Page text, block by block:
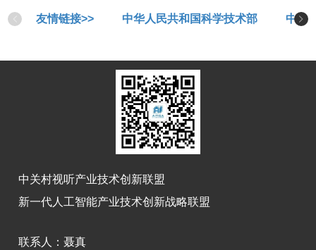
友情链接>> 中华人民共和国科学技术部 中华
中关村视听产业技术创新联盟
新一代人工智能产业技术创新战略联盟
联系人：聂真